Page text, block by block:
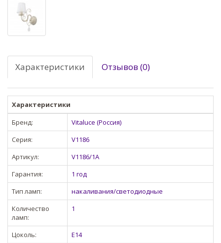
Характеристики Отзывов (0)
Характеристики
Бренд:
Vitaluce (Россия)
Серия:
V1186
Артикул:
V1186/1A
Гарантия:
1 год
Тип ламп:
накаливания/светодиодные
Количество
ламп:
1
Цоколь:
E14